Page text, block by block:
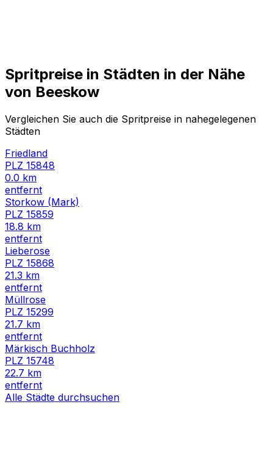
Spritpreise in Städten in der Nähe
von Beeskow
Vergleichen Sie auch die Spritpreise in nahegelegenen
Städten
Friedland
PLZ 15848
0.0 km
entfernt
Storkow (Mark)
PLZ 15859
18.8 km
entfernt
Lieberose
PLZ 15868
21.3 km
entfernt
Müllrose
PLZ 15299
21.7 km
entfernt
Märkisch Buchholz
PLZ 15748
22.7 km
entfernt
Alle Städte durchsuchen